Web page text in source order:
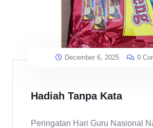
December 6, 2025 0
Hadiah Tanpa Kata
Peringatan Hari Guru Nasional